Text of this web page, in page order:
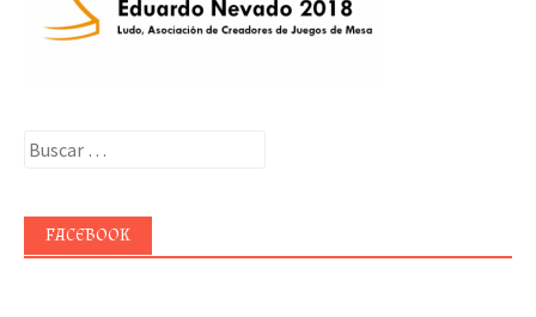
Buscar:
FACEBOOK